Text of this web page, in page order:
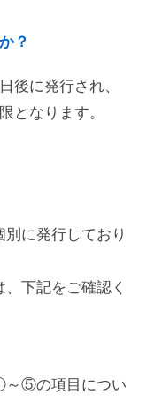
？
後に発行され、
となります。
に発行しており
下記をご確認く
～⑤の項目につい